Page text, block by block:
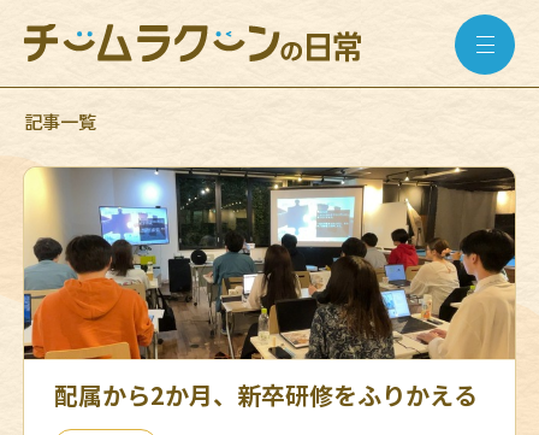
記事一覧
配属から2か月、新卒研修をふりかえる